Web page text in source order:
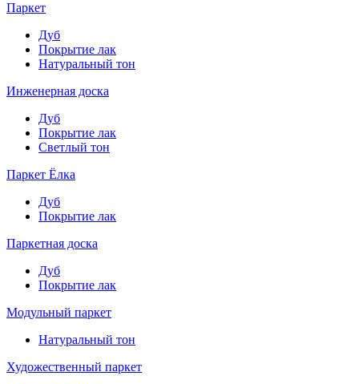
Паркет
Дуб
Покрытие лак
Натуральный тон
Инженерная доска
Дуб
Покрытие лак
Светлый тон
Паркет Ёлка
Дуб
Покрытие лак
Паркетная доска
Дуб
Покрытие лак
Модульный паркет
Натуральный тон
Художественный паркет